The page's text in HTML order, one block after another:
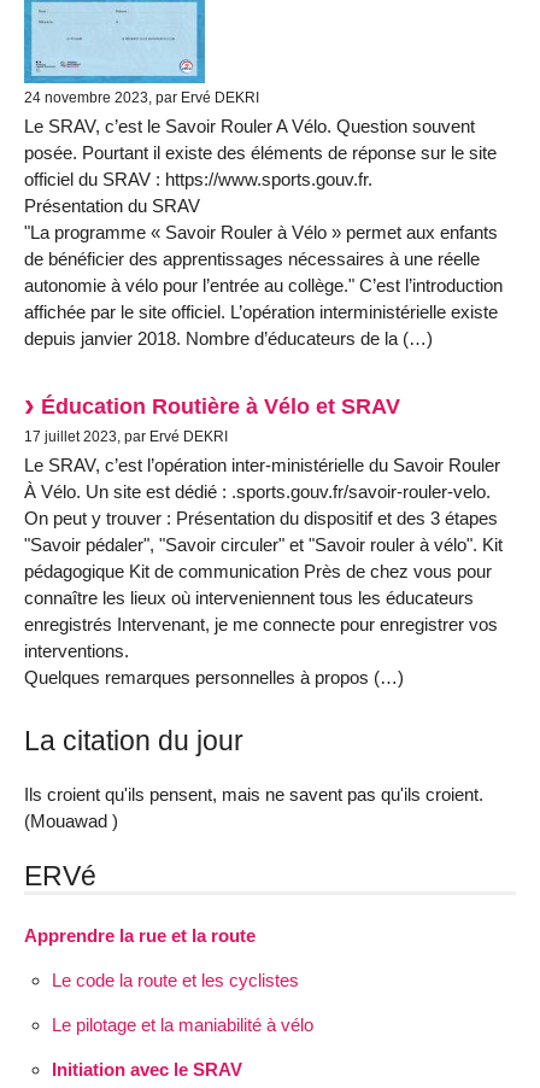
24 novembre 2023, par Ervé DEKRI
Le SRAV, c’est le Savoir Rouler A Vélo. Question souvent
posée. Pourtant il existe des éléments de réponse sur le site
officiel du SRAV : https://www.sports.gouv.fr.
Présentation du SRAV
"La programme « Savoir Rouler à Vélo » permet aux enfants
de bénéficier des apprentissages nécessaires à une réelle
autonomie à vélo pour l’entrée au collège." C’est l’introduction
affichée par le site officiel. L’opération interministérielle existe
depuis janvier 2018. Nombre d’éducateurs de la (…)
Éducation Routière à Vélo et SRAV
17 juillet 2023, par Ervé DEKRI
Le SRAV, c’est l’opération inter-ministérielle du Savoir Rouler
À Vélo. Un site est dédié : .sports.gouv.fr/savoir-rouler-velo.
On peut y trouver : Présentation du dispositif et des 3 étapes
"Savoir pédaler", "Savoir circuler" et "Savoir rouler à vélo". Kit
pédagogique Kit de communication Près de chez vous pour
connaître les lieux où interveniennent tous les éducateurs
enregistrés Intervenant, je me connecte pour enregistrer vos
interventions.
Quelques remarques personnelles à propos (…)
La citation du jour
Ils croient qu'ils pensent, mais ne savent pas qu'ils croient.
(Mouawad )
ERVé
Apprendre la rue et la route
Le code la route et les cyclistes
Le pilotage et la maniabilité à vélo
Initiation avec le SRAV